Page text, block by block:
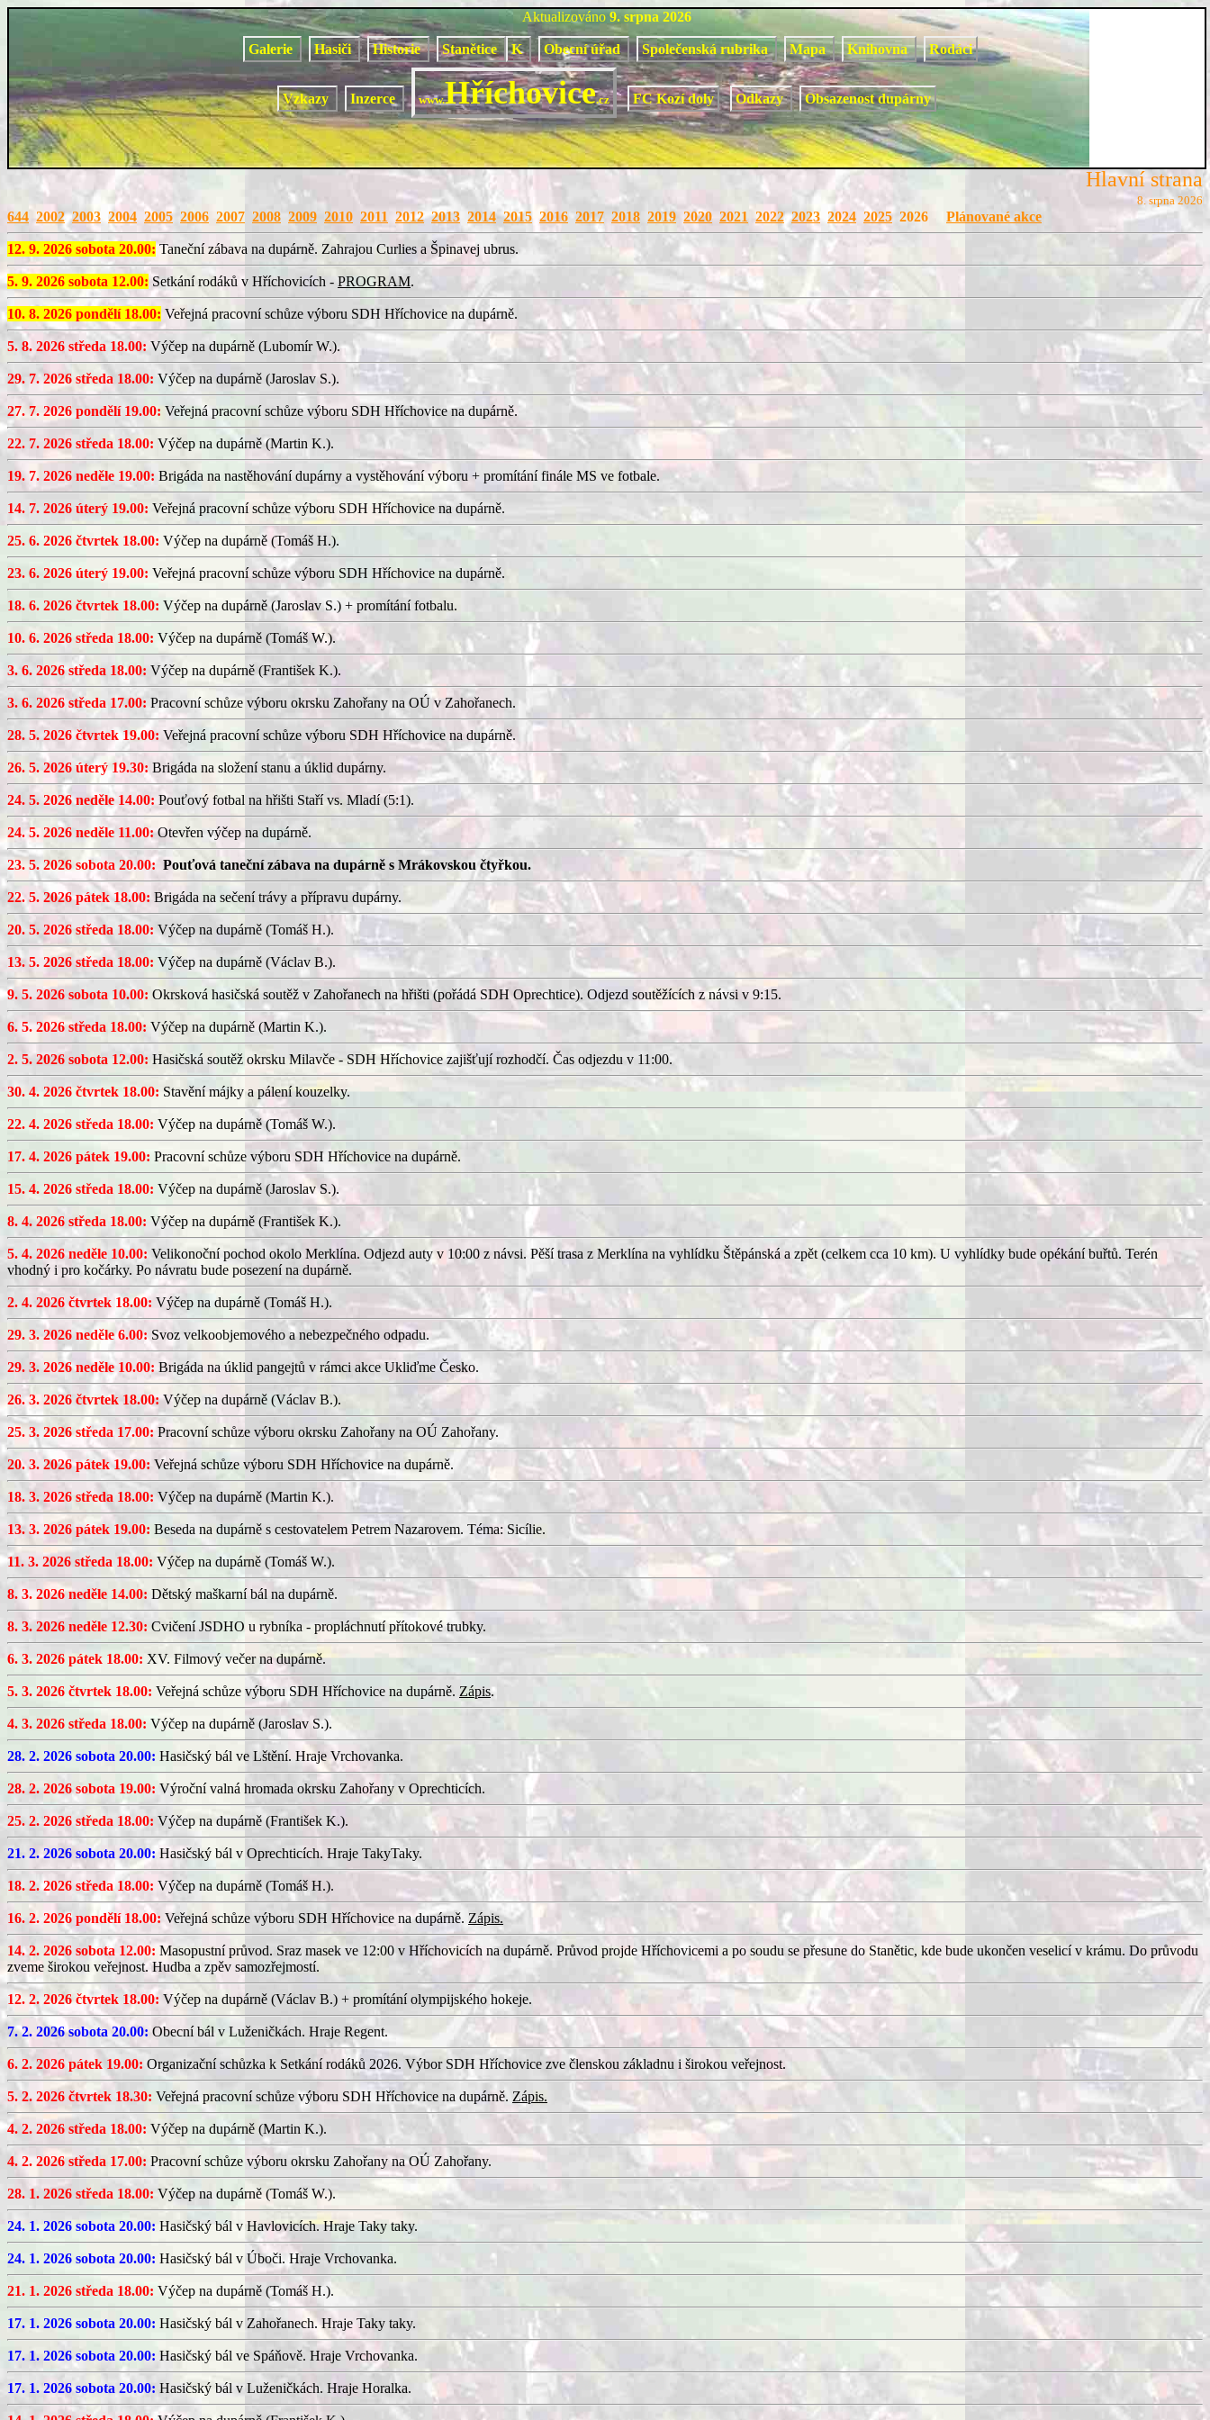
Aktualizováno 9. srpna 2026
Galerie Hasiči Historie Stanětice K Obecní úřad Společenská rubrika Mapa Knihovna Rodáci
Vzkazy Inzerce www.Hříchovice.cz FC Kozí doly Odkazy Obsazenost dupárny
Hlavní strana
8. srpna 2026
644 2002 2003 2004 2005 2006 2007 2008 2009 2010 2011 2012 2013 2014 2015 2016 2017 2018 2019 2020 2021 2022 2023 2024 20252026 Plánované akce
12. 9. 2026 sobota 20.00: Taneční zábava na dupárně. Zahrajou Curlies a Špinavej ubrus.
5. 9. 2026 sobota 12.00: Setkání rodáků v Hříchovicích - PROGRAM.
10. 8. 2026 pondělí 18.00: Veřejná pracovní schůze výboru SDH Hříchovice na dupárně.
5. 8. 2026 středa 18.00: Výčep na dupárně (Lubomír W.).
29. 7. 2026 středa 18.00: Výčep na dupárně (Jaroslav S.).
27. 7. 2026 pondělí 19.00: Veřejná pracovní schůze výboru SDH Hříchovice na dupárně.
22. 7. 2026 středa 18.00: Výčep na dupárně (Martin K.).
19. 7. 2026 neděle 19.00: Brigáda na nastěhování dupárny a vystěhování výboru + promítání finále MS ve fotbale.
14. 7. 2026 úterý 19.00: Veřejná pracovní schůze výboru SDH Hříchovice na dupárně.
25. 6. 2026 čtvrtek 18.00: Výčep na dupárně (Tomáš H.).
23. 6. 2026 úterý 19.00: Veřejná pracovní schůze výboru SDH Hříchovice na dupárně.
18. 6. 2026 čtvrtek 18.00: Výčep na dupárně (Jaroslav S.) + promítání fotbalu.
10. 6. 2026 středa 18.00: Výčep na dupárně (Tomáš W.).
3. 6. 2026 středa 18.00: Výčep na dupárně (František K.).
3. 6. 2026 středa 17.00: Pracovní schůze výboru okrsku Zahořany na OÚ v Zahořanech.
28. 5. 2026 čtvrtek 19.00: Veřejná pracovní schůze výboru SDH Hříchovice na dupárně.
26. 5. 2026 úterý 19.30: Brigáda na složení stanu a úklid dupárny.
24. 5. 2026 neděle 14.00: Pouťový fotbal na hřišti Staří vs. Mladí (5:1).
24. 5. 2026 neděle 11.00:Otevřen výčep na dupárně.
23. 5. 2026 sobota 20.00: Pouťová taneční zábava na dupárně s Mrákovskou čtyřkou.
22. 5. 2026 pátek 18.00: Brigáda na sečení trávy a přípravu dupárny.
20. 5. 2026 středa 18.00: Výčep na dupárně (Tomáš H.).
13. 5. 2026 středa 18.00: Výčep na dupárně (Václav B.).
9. 5. 2026 sobota 10.00: Okrsková hasičská soutěž v Zahořanech na hřišti (pořádá SDH Oprechtice). Odjezd soutěžících z návsi v 9:15.
6. 5. 2026 středa 18.00: Výčep na dupárně (Martin K.).
2. 5. 2026 sobota 12.00: Hasičská soutěž okrsku Milavče - SDH Hříchovice zajišťují rozhodčí. Čas odjezdu v 11:00.
30. 4. 2026 čtvrtek 18.00: Stavění májky a pálení kouzelky.
22. 4. 2026 středa 18.00: Výčep na dupárně (Tomáš W.).
17. 4. 2026 pátek 19.00: Pracovní schůze výboru SDH Hříchovice na dupárně.
15. 4. 2026 středa 18.00: Výčep na dupárně (Jaroslav S.).
8. 4. 2026 středa 18.00: Výčep na dupárně (František K.).
5. 4. 2026 neděle 10.00: Velikonoční pochod okolo Merklína. Odjezd auty v 10:00 z návsi. Pěší trasa z Merklína na vyhlídku Štěpánská a zpět (celkem cca 10 km). U vyhlídky bude opékání buřtů. Terén
vhodný i pro kočárky. Po návratu bude posezení na dupárně.
2. 4. 2026 čtvrtek 18.00: Výčep na dupárně (Tomáš H.).
29. 3. 2026 neděle 6.00: Svoz velkoobjemového a nebezpečného odpadu.
29. 3. 2026 neděle 10.00: Brigáda na úklid pangejtů v rámci akce Ukliďme Česko.
26. 3. 2026 čtvrtek 18.00:Výčep na dupárně (Václav B.).
25. 3. 2026 středa 17.00: Pracovní schůze výboru okrsku Zahořany na OÚ Zahořany.
20. 3. 2026 pátek 19.00: Veřejná schůze výboru SDH Hříchovice na dupárně.
18. 3. 2026 středa 18.00: Výčep na dupárně (Martin K.).
13. 3. 2026 pátek 19.00: Beseda na dupárně s cestovatelem Petrem Nazarovem. Téma: Sicílie.
11. 3. 2026 středa 18.00: Výčep na dupárně (Tomáš W.).
8. 3. 2026 neděle 14.00: Dětský maškarní bál na dupárně.
8. 3. 2026 neděle 12.30: Cvičení JSDHO u rybníka - propláchnutí přítokové trubky.
6. 3. 2026 pátek 18.00: XV. Filmový večer na dupárně.
5. 3. 2026 čtvrtek 18.00: Veřejná schůze výboru SDH Hříchovice na dupárně. Zápis.
4. 3. 2026 středa 18.00: Výčep na dupárně (Jaroslav S.).
28. 2. 2026 sobota 20.00: Hasičský bál ve Lštění. Hraje Vrchovanka.
28. 2. 2026 sobota 19.00: Výroční valná hromada okrsku Zahořany v Oprechticích.
25. 2. 2026 středa 18.00: Výčep na dupárně (František K.).
21. 2. 2026 sobota 20.00: Hasičský bál v Oprechticích. Hraje TakyTaky.
18. 2. 2026 středa 18.00: Výčep na dupárně (Tomáš H.).
16. 2. 2026 pondělí 18.00: Veřejná schůze výboru SDH Hříchovice na dupárně. Zápis.
14. 2. 2026 sobota 12.00: Masopustní průvod. Sraz masek ve 12:00 v Hříchovicích na dupárně. Průvod projde Hříchovicemi a po soudu se přesune do Stanětic, kde bude ukončen veselicí v krámu. Do průvodu
zveme širokou veřejnost. Hudba a zpěv samozřejmostí.
12. 2. 2026 čtvrtek 18.00: Výčep na dupárně (Václav B.) + promítání olympijského hokeje.
7. 2. 2026 sobota 20.00: Obecní bál v Luženičkách. Hraje Regent.
6. 2. 2026 pátek 19.00: Organizační schůzka k Setkání rodáků 2026. Výbor SDH Hříchovice zve členskou základnu i širokou veřejnost.
5. 2. 2026 čtvrtek 18.30: Veřejná pracovní schůze výboru SDH Hříchovice na dupárně. Zápis.
4. 2. 2026 středa 18.00: Výčep na dupárně (Martin K.).
4. 2. 2026 středa 17.00: Pracovní schůze výboru okrsku Zahořany na OÚ Zahořany.
28. 1. 2026 středa 18.00: Výčep na dupárně (Tomáš W.).
24. 1. 2026 sobota 20.00: Hasičský bál v Havlovicích. Hraje Taky taky.
24. 1. 2026 sobota 20.00: Hasičský bál v Úboči. Hraje Vrchovanka.
21. 1. 2026 středa 18.00: Výčep na dupárně (Tomáš H.).
17. 1. 2026 sobota 20.00: Hasičský bál v Zahořanech. Hraje Taky taky.
17. 1. 2026 sobota 20.00: Hasičský bál ve Spáňově. Hraje Vrchovanka.
17. 1. 2026 sobota 20.00: Hasičský bál v Luženičkách. Hraje Horalka.